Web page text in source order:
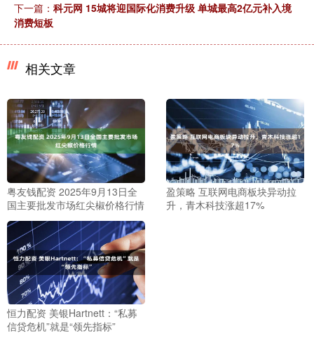
下一篇： 科元网 15城将迎国际化消费升级 单城最高2亿元补入境
消费短板
相关文章
粤友钱配资 2025年9月13日全
国主要批发市场红尖椒价格行情
盈策略 互联网电商板块异动拉
升，青木科技涨超17%
恒力配资 美银Hartnett：“私募
信贷危机”就是“领先指标”